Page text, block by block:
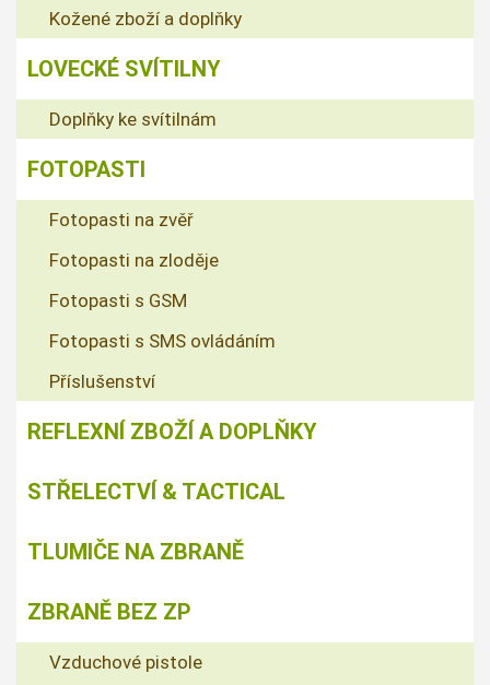
Kožené zboží a doplňky
LOVECKÉ SVÍTILNY
Doplňky ke svítilnám
FOTOPASTI
Fotopasti na zvěř
Fotopasti na zloděje
Fotopasti s GSM
Fotopasti s SMS ovládáním
Příslušenství
REFLEXNÍ ZBOŽÍ A DOPLŇKY
STŘELECTVÍ & TACTICAL
TLUMIČE NA ZBRANĚ
ZBRANĚ BEZ ZP
Vzduchové pistole